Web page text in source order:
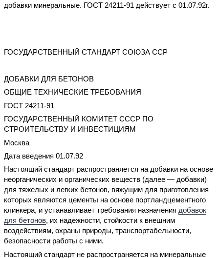
добавки минеральные. ГОСТ 24211-91 действует с 01.07.92г.
ГОСУДАРСТВЕННЫЙ СТАНДАРТ СОЮЗА ССР
ДОБАВКИ ДЛЯ БЕТОНОВ
ОБЩИЕ ТЕХНИЧЕСКИЕ ТРЕБОВАНИЯ
ГОСТ 24211-91
ГОСУДАРСТВЕННЫЙ КОМИТЕТ СССР ПО
СТРОИТЕЛЬСТВУ И ИНВЕСТИЦИЯМ
Москва
Дата введения 01.07.92
Настоящий стандарт распространяется на добавки на основе
неорганических и органических веществ (далее — добавки)
для тяжелых и легких бетонов, вяжущим для приготовления
которых являются цементы на основе портландцементного
клинкера, и устанавливает требования назначения добавок
для бетонов, их надежности, стойкости к внешним
воздействиям, охраны природы, транспортабельности,
безопасности работы с ними.
Настоящий стандарт не распространяется на минеральные